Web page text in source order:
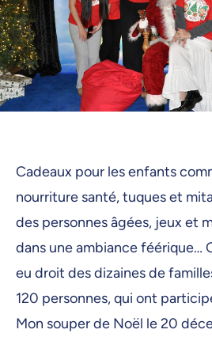
Cadeaux pour les enfants
nourriture santé, tuques et
des personnes âgées, jeux et
dans une ambiance féérique…
eu droit des dizaines de
120 personnes, qui ont
Mon souper de Noël le 20